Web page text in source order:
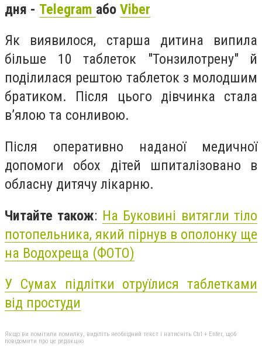
дня - Telegram або Viber
Як виявилося, старша дитина випила
більше 10 таблеток "Тонзилотрену" й
поділилася рештою таблеток з молодшим
братиком. Після цього дівчинка стала
в’ялою та сонливою.
Після оперативно наданої медичної
допомоги обох дітей шпиталізовано в
обласну дитячу лікарню.
Читайте також: На Буковині витягли тіло
потопельника, який пірнув в ополонку ще
на Водохреща (ФОТО)
У Сумах підлітки отруїлися таблетками
від простуди
Якщо ви помітили помилку, виділіть необхідний текст і натисніть Ctrl + Enter, щоб
повідомити про це редакцію